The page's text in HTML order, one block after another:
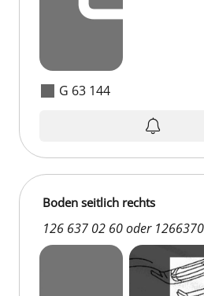
G 63 144
Boden seitlich rechts
126 637 02 60 oder